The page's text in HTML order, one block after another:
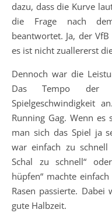
dazu, dass die Kurve
die Frage nach
beantwortet. Ja, der
es ist nicht zuallererst
Dennoch war die
Das Tempo der
Spielgeschwindigkeit
Running Gag. Wenn
man sich das Spiel ja
war einfach zu schnell
Schal zu schnell“
hüpfen“ machte
Rasen passierte.
gute Halbzeit.